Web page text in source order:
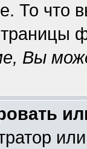
То что
Вы